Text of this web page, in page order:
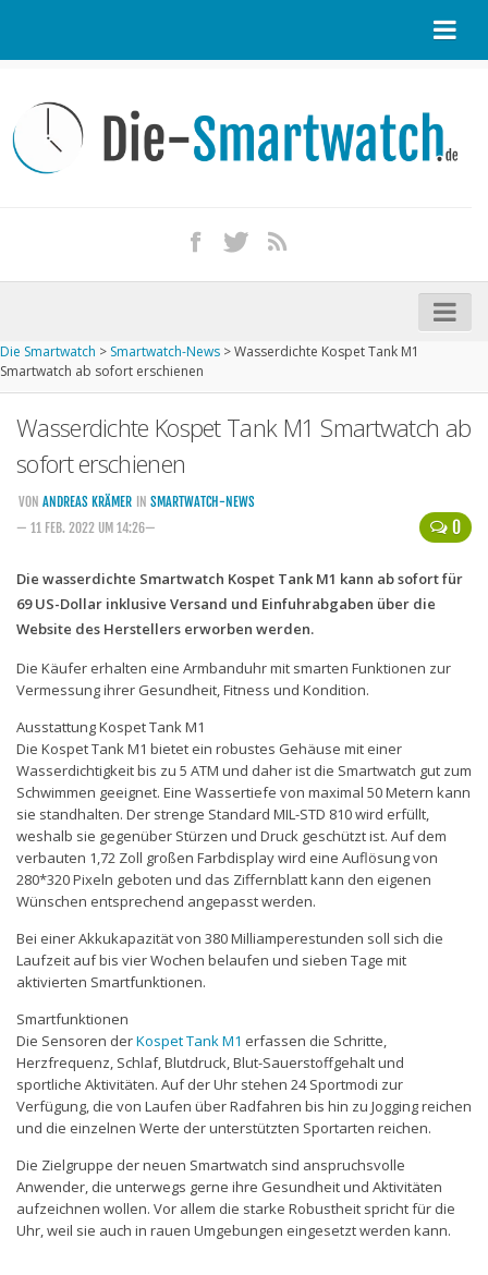
Kontakt / Tipp geben
Impressum
iPhone kaufen
Startseite
Kommende Smartwatches
Handytarife
Smartphonetarife
Datentarife
o2
Prepaid-Tarife
Datentarife
Flatrate-Prepaidtarife
Mobilfunk-Vergleichsrechner
Mobilfunk-Tarifrechner
Flatrate-Datentarife
Die Smartwatch > Smartwatch-News >Wasserdichte Kospet Tank M1
Smartwatch ab sofort erschienen
Wasserdichte Kospet Tank M1 Smartwatch ab
sofort erschienen
0
VON ANDREAS KRÄMER IN SMARTWATCH-NEWS
— 11 FEB. 2022 UM 14:26—
Die wasserdichte Smartwatch Kospet Tank M1 kann ab sofort für
69 US-Dollar inklusive Versand und Einfuhrabgaben über die
Website des Herstellers erworben werden.
Die Käufer erhalten eine Armbanduhr mit smarten Funktionen zur
Vermessung ihrer Gesundheit, Fitness und Kondition.
Ausstattung Kospet Tank M1
Die Kospet Tank M1 bietet ein robustes Gehäuse mit einer
Wasserdichtigkeit bis zu 5 ATM und daher ist die Smartwatch gut zum
Schwimmen geeignet. Eine Wassertiefe von maximal 50 Metern kann
sie standhalten. Der strenge Standard MIL-STD 810 wird erfüllt,
weshalb sie gegenüber Stürzen und Druck geschützt ist. Auf dem
verbauten 1,72 Zoll großen Farbdisplay wird eine Auflösung von
280*320 Pixeln geboten und das Ziffernblatt kann den eigenen
Wünschen entsprechend angepasst werden.
Bei einer Akkukapazität von 380 Milliamperestunden soll sich die
Laufzeit auf bis vier Wochen belaufen und sieben Tage mit
aktivierten Smartfunktionen.
Smartfunktionen
Die Sensoren derKospet Tank M1 erfassen die Schritte,
Herzfrequenz, Schlaf, Blutdruck, Blut-Sauerstoffgehalt und
sportliche Aktivitäten. Auf der Uhr stehen 24 Sportmodi zur
Verfügung, die von Laufen über Radfahren bis hin zu Jogging reichen
und die einzelnen Werte der unterstützten Sportarten reichen.
Die Zielgruppe der neuen Smartwatch sind anspruchsvolle
Anwender, die unterwegs gerne ihre Gesundheit und Aktivitäten
aufzeichnen wollen. Vor allem die starke Robustheit spricht für die
Uhr, weil sie auch in rauen Umgebungen eingesetzt werden kann.